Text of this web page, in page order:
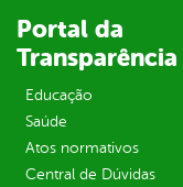
Portal da
Transparência
Educação
Saúde
Atos normativos
Central de Dúvidas